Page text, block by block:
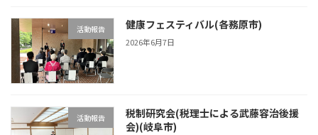
活動報告 健康フェスティバル(各務原市)
2026年6月7日
活動報告
税制研究会(税理士による武藤容治後援
会)(岐阜市)